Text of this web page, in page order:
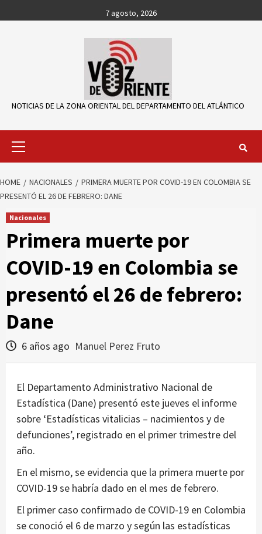
to
7 agosto, 2026
NOTICIAS DE LA ZONA ORIENTAL DEL DEPARTAMENTO DEL ATLÁNTICO
Primary
HOME NACIONALES
PRIMERA MUERTE POR COVID-19 EN COLOMBIA SE
PRESENTÓ EL 26 DE FEBRERO: DANE
Nacionales
Primera muerte por
COVID-19 en Colombia se
presentó el 26 de febrero:
Dane
6 años ago Manuel Perez Fruto
El Departamento Administrativo Nacional de
Estadística (Dane) presentó este jueves el informe
sobre ‘Estadísticas vitalicias – nacimientos y de
defunciones’, registrado en el primer trimestre del
año.
En el mismo, se evidencia que la primera muerte por
COVID-19 se habría dado en el mes de febrero.
El primer caso confirmado de COVID-19 en Colombia
se conoció el 6 de marzo y según las estadísticas